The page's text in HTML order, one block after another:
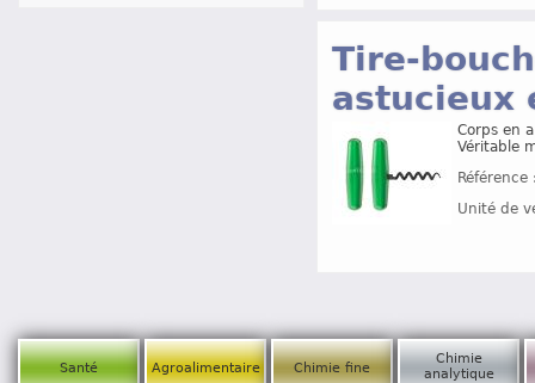
Tire-
astucieux
Corps en
Véritable
Unité de
Santé Agroalimentaire Chimie fine
Chimie
analytique